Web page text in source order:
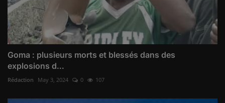
Goma : plusieurs morts et blessés dans des
explosions d...
Rédaction May 3, 2024 0 107